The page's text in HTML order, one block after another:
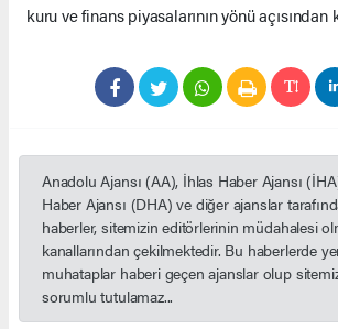
kuru ve finans piyasalarının yönü
Anadolu Ajansı (AA), İhlas Haber Ajansı
Haber Ajansı (DHA) ve diğer ajanslar
haberler, sitemizin editörlerinin müdahalesi
kanallarından çekilmektedir. Bu haberlerde
muhataplar haberi geçen ajanslar olup
sorumlu tutulamaz...